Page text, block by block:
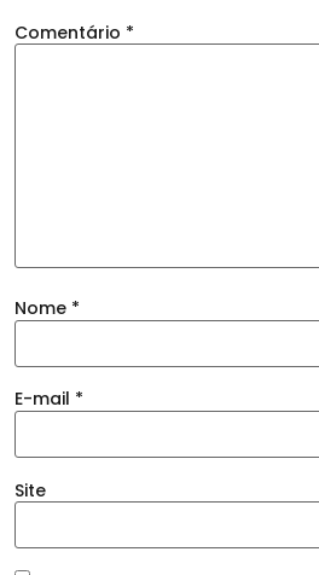
Comentário *
Nome *
E-mail *
Site